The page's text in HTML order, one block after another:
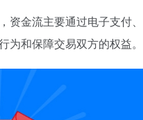
金流主要通过电子支付、
和保障交易双方的权益。